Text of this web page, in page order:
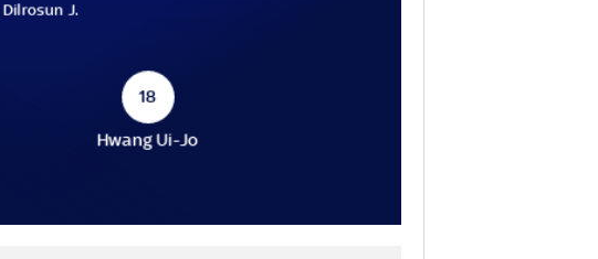
Dilrosun J.
18
Hwang Ui-Jo